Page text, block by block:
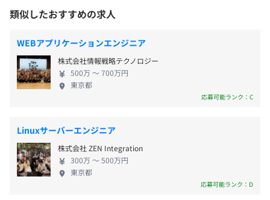
■各システムに担当者をたて、設計・実装フェーズにおい
とで、品質向上につなげています。
■検証では要件定義・開発の担当者と日々進捗・バグレビ
ューを実施し、開発への迅速なフィードバックをおこなっ
ています。その結果、リリース後の不具合を抑制し、開発
者の負担の軽減につなげています。メンバー間の技術サポ
東京メトロ南北線 六本木一丁目駅 徒歩6分
通勤交通費（月上限5万円支給）
慶弔金
勤続表彰（入社後、満5年単位で表彰と賞与が付与されま
昇給査定：年4回（9月・12月・3月・6月）
端末『メニウくん』の製造・販売が主力サービスで
す。 飲食店専門に開発されたタブレットだからこ
そ、飲食店のオペレーションに即した豊富な機能
と、現場に耐えうる耐久性を備えています。 居酒屋
／回転寿司／焼肉屋／カラオケ／オーダーバイキン
グ／レストランなど、業態ごとに合わせて選べるシ
ステムラインナップを取り揃えており、 「人件費を
転率など営業数値の改善をしたい」「コンテンツで
他社との差別化をしたい」「会員データを蓄積して
注文データと照合したい」「QSC（品質・サービ
ス・清潔さ・価値）を上げるコンテンツや取り組み
をしたい」などの課題を解決しています。 【当社の
類似したおすすめの求人
WEBアプリケーションエンジニア
株式会社情報戦略テクノロジー
500万 〜 700万円
東京都
応募可能ランク：C
Linuxサーバーエンジニア
株式会社 ZEN Integration
300万 〜 500万円
東京都
応募可能ランク：D